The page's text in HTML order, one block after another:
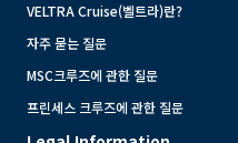
VELTRA Cruise(벨트라)란?
자주 묻는 질문
MSC크루즈에 관한 질문
프린세스 크루즈에 관한 질문